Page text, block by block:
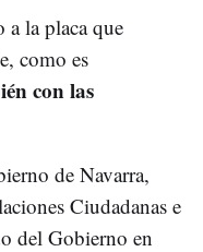
la placa que
como es
con las
de Navarra,
Ciudadanas e
del Gobierno en